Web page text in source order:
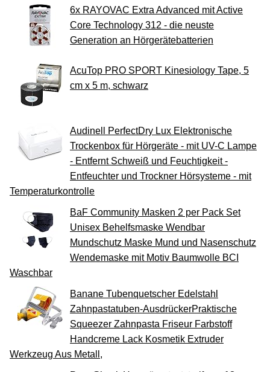
6x RAYOVAC Extra Advanced mit Active
Core Technology 312 - die neuste
Generation an Hörgerätebatterien
AcuTop PRO SPORT Kinesiology Tape, 5
cm x 5 m, schwarz
Audinell PerfectDry Lux Elektronische
Trockenbox für Hörgeräte - mit UV-C Lampe
- Entfernt Schweiß und Feuchtigkeit -
Entfeuchter und Trockner Hörsysteme - mit
Temperaturkontrolle
BaF Community Masken 2 per Pack Set
Unisex Behelfsmaske Wendbar
Mundschutz Maske Mund und Nasenschutz
Wendemaske mit Motiv Baumwolle BCI
Waschbar
Banane Tubenquetscher Edelstahl
Zahnpastatuben-AusdrückerPraktische
Squeezer Zahnpasta Friseur Farbstoff
Handcreme Lack Kosmetik Extruder
Werkzeug Aus Metall,